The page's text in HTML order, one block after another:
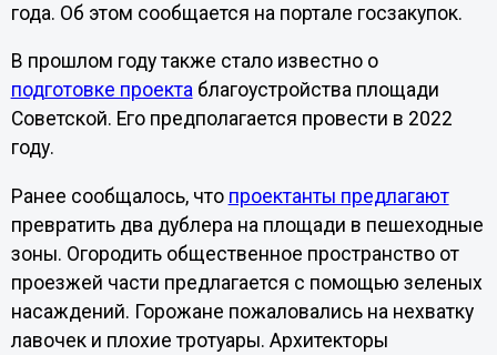
года. Об этом сообщается на портале госзакупок.
В прошлом году также стало известно о
подготовке проектаблагоустройства площади
Советской. Его предполагается провести в 2022
году.
Ранее сообщалось, что проектанты предлагают
превратить два дублера на площади в пешеходные
зоны. Огородить общественное пространство от
проезжей части предлагается с помощью зеленых
насаждений. Горожане пожаловались на нехватку
лавочек и плохие тротуары. Архитекторы